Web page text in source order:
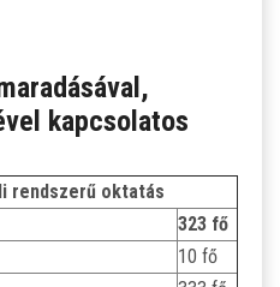
kapcsolatos
rendszerű oktatás
323 fő
10 fő